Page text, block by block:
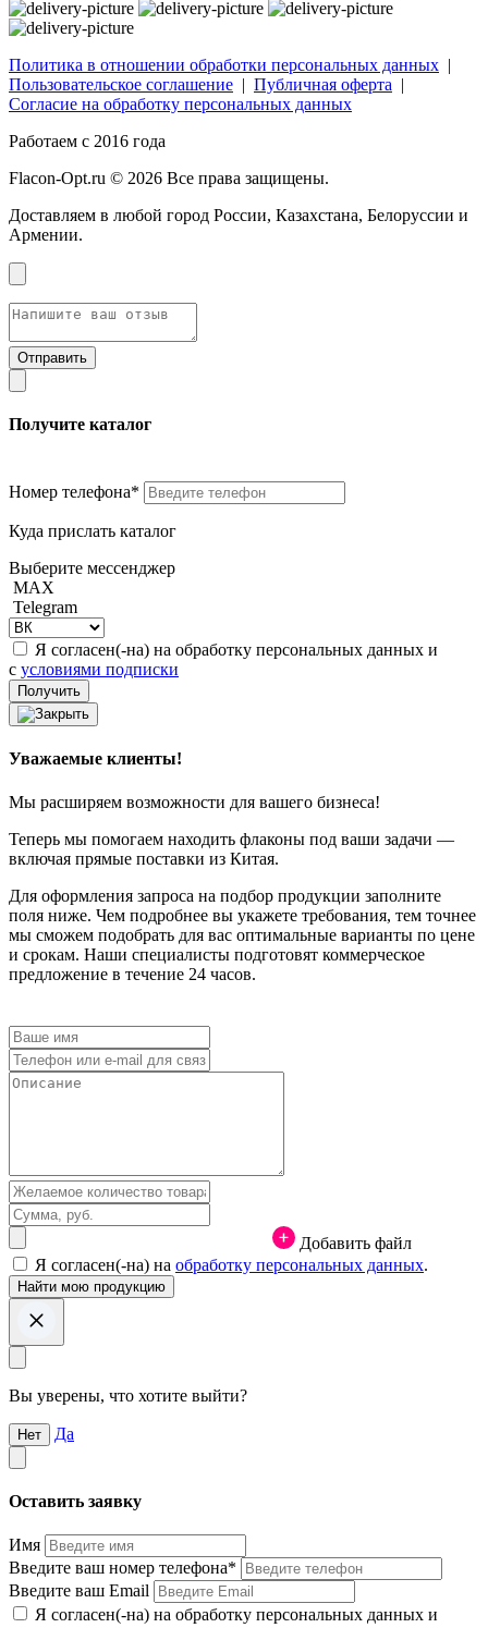
Политика в отношении обработки персональных данных |
Пользовательское соглашение | Публичная оферта |
Согласие на обработку персональных данных
Работаем с 2016 года
Flacon-Opt.ru © 2026 Все права защищены.
Доставляем в любой город России, Казахстана, Белоруссии и
Армении.
Получите каталог
Номер телефона*
Куда прислать каталог
Выберите мессенджер
MAX
Telegram
Я согласен(-на) на обработку персональных данных и
с условиями подписки
Уважаемые клиенты!
Мы расширяем возможности для вашего бизнеса!
Теперь мы помогаем находить флаконы под ваши задачи —
включая прямые поставки из Китая.
Для оформления запроса на подбор продукции заполните
поля ниже. Чем подробнее вы укажете требования, тем точнее
мы сможем подобрать для вас оптимальные варианты по цене
и срокам. Наши специалисты подготовят коммерческое
предложение в течение 24 часов.
Добавить файл
Я согласен(-на) на обработку персональных данных.
Вы уверены, что хотите выйти?
Нет Да
Оставить заявку
Имя
Введите ваш номер телефона*
Введите ваш Email
Я согласен(-на) на обработку персональных данных и